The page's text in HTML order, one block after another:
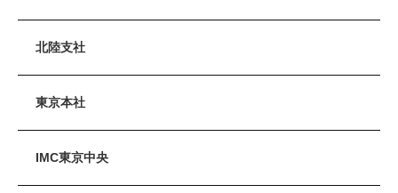
北陸支社
東京本社
IMC東京中央